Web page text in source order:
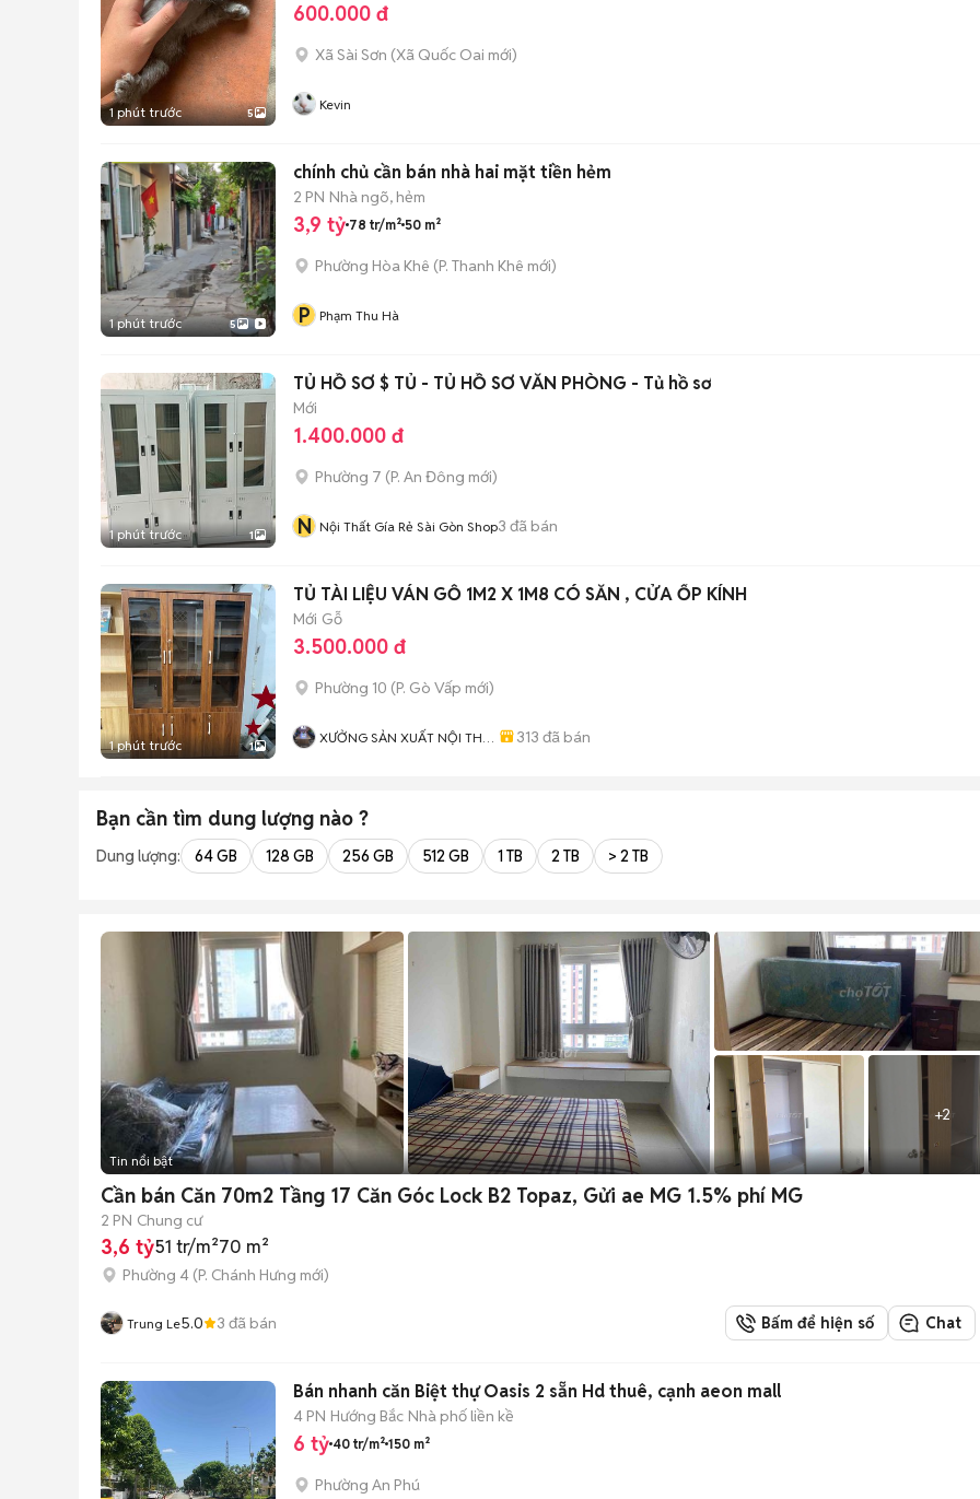
1 phút trước 5
600.000 đ
Xã Sài Sơn (Xã Quốc Oai mới)
Kevin
1 phút trước 5
chính chủ cần bán nhà hai mặt tiền hẻm
2 PN Nhà ngõ, hẻm
3,9 tỷ 78 tr/m² 50 m²
Phường Hòa Khê (P. Thanh Khê mới)
P Phạm Thu Hà
1 phút trước 1
TỦ HỒ SƠ $ TỦ - TỦ HỒ SƠ VĂN PHÒNG - Tủ hồ sơ
Mới
1.400.000 đ
Phường 7 (P. An Đông mới)
N Nội Thất Gía Rẻ Sài Gòn Shop3 đã bán
1 phút trước 1
TỦ TÀI LIỆU VÁN GỖ 1M2 X 1M8 CÓ SẴN , CỬA ỐP KÍNH
Mới Gỗ
3.500.000 đ
Phường 10 (P. Gò Vấp mới)
XƯỞNG SẢN XUẤT NỘI THẤT
313 đã bán
Bạn cần tìm dung lượng nào ?
Dung lượng: 64 GB 128 GB 256 GB 512 GB 1 TB 2 TB > 2 TB
+2
Tin nổi bật
Cần bán Căn 70m2 Tầng 17 Căn Góc Lock B2 Topaz, Gửi ae MG 1.5% phí MG
2 PN Chung cư
3,6 tỷ51 tr/m²70 m²
Phường 4 (P. Chánh Hưng mới)
Trung Le5.0 3 đã bán Bấm để hiện số Chat
Bán nhanh căn Biệt thự Oasis 2 sẵn Hd thuê, cạnh aeon mall
4 PN Hướng Bắc Nhà phố liền kề
6 tỷ 40 tr/m² 150 m²
Phường An Phú